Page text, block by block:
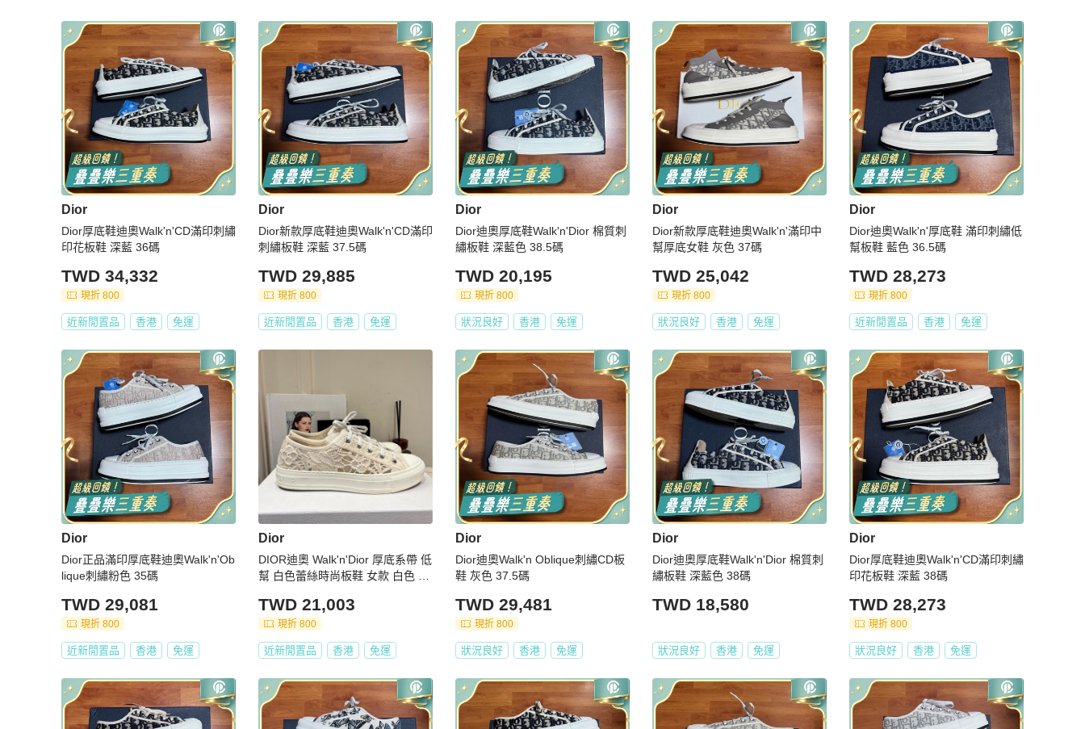
更多相似Dior女鞋推薦精品
Dior
Dior厚底鞋迪奧Walk'n'CD滿印刺繡
印花板鞋 深藍 36碼
TWD 34,332
現折 800
近新閒置品 香港 免運
Dior
Dior新款厚底鞋迪奧Walk'n'CD滿印
刺繡板鞋 深藍 37.5碼
TWD 29,885
現折 800
近新閒置品 香港 免運
Dior
Dior迪奧厚底鞋Walk'n'Dior 棉質刺
繡板鞋 深藍色 38.5碼
TWD 20,195
現折 800
狀況良好 香港 免運
Dior
Dior新款厚底鞋迪奧Walk'n'滿印中
幫厚底女鞋 灰色 37碼
TWD 25,042
現折 800
狀況良好 香港 免運
Dior
Dior迪奧Walk'n'厚底鞋 滿印刺繡低
幫板鞋 藍色 36.5碼
TWD 28,273
現折 800
近新閒置品 香港 免運
Dior
Dior正品滿印厚底鞋迪奧Walk'n'Ob
lique刺繡粉色 35碼
TWD 29,081
現折 800
近新閒置品 香港 免運
Dior
DIOR迪奧 Walk'n'Dior 厚底系帶 低
幫 白色蕾絲時尚板鞋 女款 白色 尺
TWD 21,003
現折 800
近新閒置品 香港 免運
Dior
Dior迪奧Walk'n Oblique刺繡CD板
鞋 灰色 37.5碼
TWD 29,481
現折 800
狀況良好 香港 免運
Dior
Dior迪奧厚底鞋Walk'n'Dior 棉質刺
繡板鞋 深藍色 38碼
TWD 18,580
狀況良好 香港 免運
Dior
Dior厚底鞋迪奧Walk'n'CD滿印刺繡
印花板鞋 深藍 38碼
TWD 28,273
現折 800
狀況良好 香港 免運